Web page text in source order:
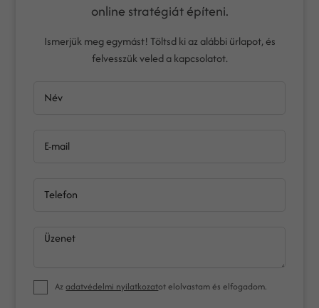
online stratégiát építeni.
Ismerjük meg egymást! Töltsd ki az alábbi űrlapot, és
felvesszük veled a kapcsolatot.
Név
E-mail
Telefon
Üzenet
Azadatvédelmi nyilatkozatot elolvastam és elfogadom.